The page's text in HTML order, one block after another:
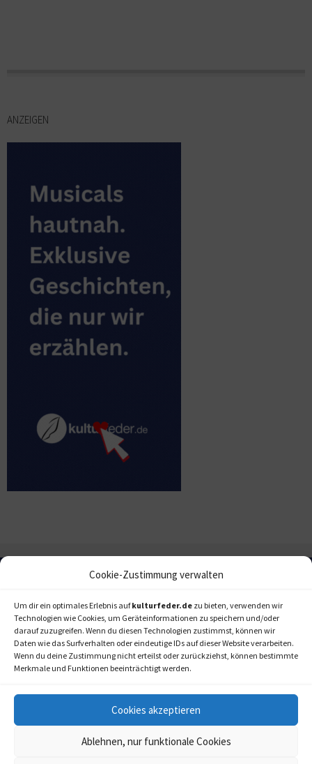
Cookie-Zustimmung verwalten
Um dir ein optimales Erlebnis aufkulturfeder.de zu bieten, verwenden wir
Technologien wie Cookies, um Geräteinformationen zu speichern und/oder
darauf zuzugreifen. Wenn du diesen Technologien zustimmst, können wir
Daten wie das Surfverhalten oder eindeutige IDs auf dieser Website verarbeiten.
Wenn du deine Zustimmung nicht erteilst oder zurückziehst, können bestimmte
Merkmale und Funktionen beeinträchtigt werden.
Cookies akzeptieren
Ablehnen, nur funktionale Cookies
ANZEIGEN